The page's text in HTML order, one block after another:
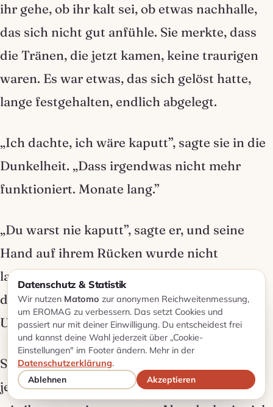
ihr gehe, ob ihr kalt sei, ob etwas nachhalle,
das sich nicht gut anfühle. Sie merkte, dass
die Tränen, die jetzt kamen, keine traurigen
waren. Es war etwas, das sich gelöst hatte,
lange festgehalten, endlich abgelegt.
„Ich dachte, ich wäre kaputt”, sagte sie in die
Dunkelheit. „Dass irgendwas nicht mehr
funktioniert. Monate lang.”
„Du warst nie kaputt”, sagte er, und seine
Hand auf ihrem Rücken wurde nicht
langsamer. „Du hattest nur niemanden, der
dir die Zeit gegeben hat. Das ist ein
Unterschied.”
Sie lag lange so, lauschte seinem Atem, der
jetzt wieder ganz ruhig ging, im selben Takt
Datenschutz & Statistik
Wir nutzen Matomo zur anonymen Reichweitenmessung,
um EROMAG zu verbessern. Das setzt Cookies und
passiert nur mit deiner Einwilligung. Du entscheidest frei
und kannst deine Wahl jederzeit über „Cookie-
Einstellungen" im Footer ändern. Mehr in der
Datenschutzerklärung.
Ablehnen Akzeptieren